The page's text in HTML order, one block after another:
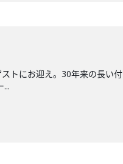
トにお迎え。30年来の長い
...